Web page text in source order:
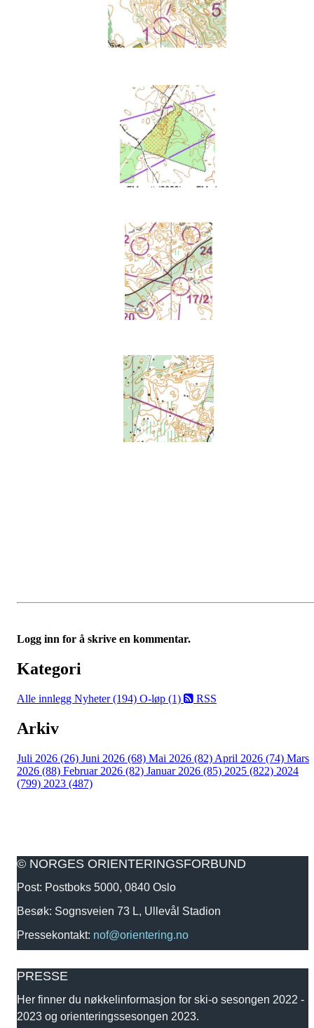
Logg inn for å skrive en kommentar.
Kategori
Alle innlegg Nyheter (194) O-løp (1) RSS
Arkiv
Juli 2026 (26) Juni 2026 (68) Mai 2026 (82) April 2026 (74) Mars
2026 (88) Februar 2026 (82) Januar 2026 (85) 2025 (822) 2024
(799) 2023 (487)
© NORGES ORIENTERINGSFORBUND
Post: Postboks 5000, 0840 Oslo
Besøk: Sognsveien 73 L, Ullevål Stadion
Pressekontakt: nof@orientering.no
PRESSE
Her finner du nøkkelinformasjon for ski-o sesongen 2022 -
2023 og orienteringssesongen 2023.